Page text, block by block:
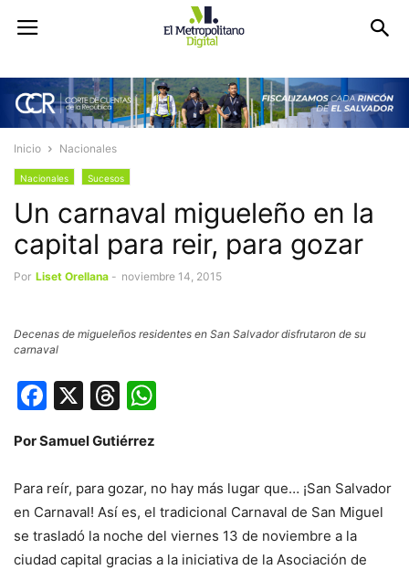
Inicio Nacionales
Nacionales Sucesos
Un carnaval migueleño en la
capital para reir, para gozar
Por Liset Orellana - noviembre 14, 2015
Decenas de migueleños residentes en San Salvador disfrutaron de su
carnaval
Facebook
X Threads
Por Samuel Gutiérrez
Para reír, para gozar, no hay más lugar que… ¡San Salvador
en Carnaval! Así es, el tradicional Carnaval de San Miguel
se trasladó la noche del viernes 13 de noviembre a la
ciudad capital gracias a la iniciativa de la Asociación de